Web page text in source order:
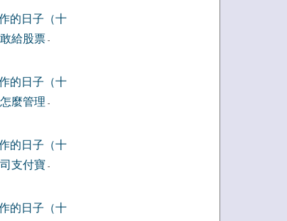
的日子（十
給股票-
的日子（十
麼管理 -
的日子（十
支付寶 -
的日子（十